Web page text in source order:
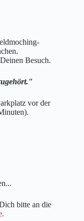
Besuch.
vor der
bitte an die